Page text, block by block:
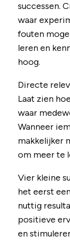
successen.
waar
fouten
leren en
hoog.
Directe
Laat zien
waar
Wanneer
makkelijker
om meer te
Vier kleine
het eerst
nuttig
positieve
en